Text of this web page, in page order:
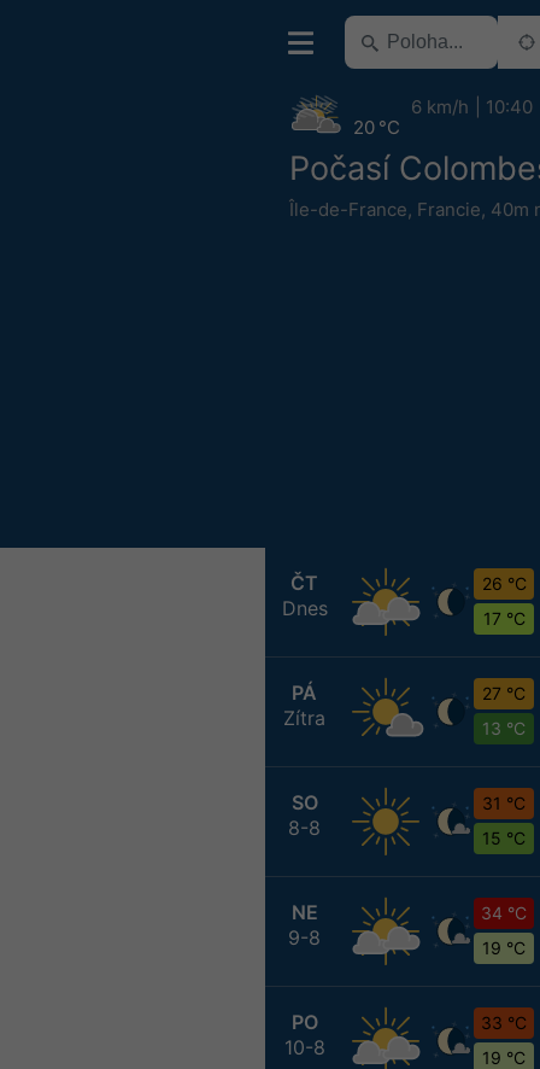
Počasí
Île-de-France, Francie, 40m
20 °C
6 km/h 10:40
ČT
Dnes
26 °C
17 °C
PÁ
Zítra
27 °C
13 °C
SO
8-8
31 °C
15 °C
NE
9-8
34 °C
19 °C
PO
10-8
33 °C
19 °C